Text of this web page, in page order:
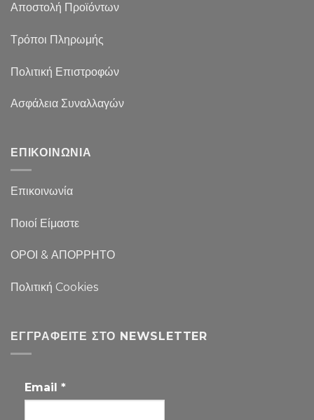
Αποστολή Προϊόντων
Τρόποι Πληρωμής
Πολιτική Επιστροφών
Ασφάλεια Συναλλαγών
ΕΠΙΚΟΙΝΩΝΙΑ
Επικοινωνία
Ποιοί Είμαστε
ΟΡΟΙ & ΑΠΟΡΡΗΤΟ
Πολιτική Cookies
ΕΓΓΡΑΦΕΊΤΕ ΣΤΟ NEWSLETTER
Email *